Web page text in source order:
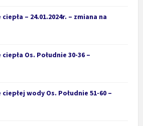
– 24.01.2024r. – zmiana na
Os. Południe 30-36 –
wody Os. Południe 51-60 –